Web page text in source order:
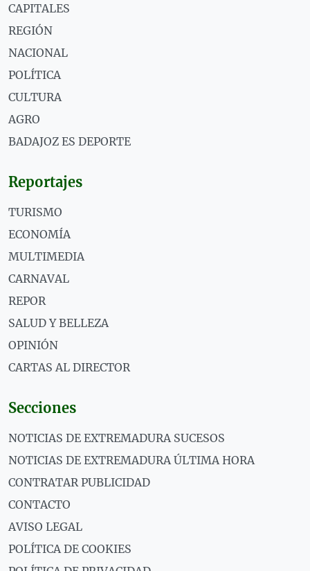
CAPITALES
REGIÓN
NACIONAL
POLÍTICA
CULTURA
AGRO
BADAJOZ ES DEPORTE
Reportajes
TURISMO
ECONOMÍA
MULTIMEDIA
CARNAVAL
REPOR
SALUD Y BELLEZA
OPINIÓN
CARTAS AL DIRECTOR
Secciones
NOTICIAS DE EXTREMADURA SUCESOS
NOTICIAS DE EXTREMADURA ÚLTIMA HORA
CONTRATAR PUBLICIDAD
CONTACTO
AVISO LEGAL
POLÍTICA DE COOKIES